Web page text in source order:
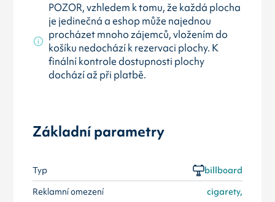
POZOR, vzhledem k tomu, že každá plocha
je jedinečná a eshop může najednou
procházet mnoho zájemců, vložením do
košíku nedochází k rezervaci plochy. K
finální kontrole dostupnosti plochy
dochází až při platbě.
Základní parametry
Typ
billboard
Reklamní omezení
cigarety,